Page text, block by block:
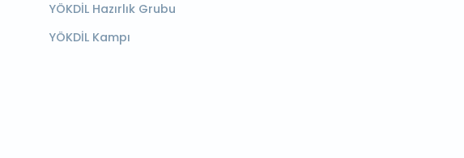
YÖKDİL Hazırlık Grubu
YÖKDİL Kampı